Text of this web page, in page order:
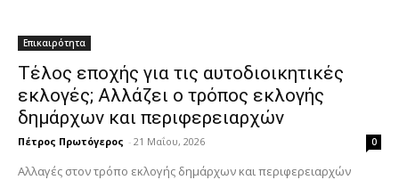
Επικαιρότητα
Τέλος εποχής για τις αυτοδιοικητικές
εκλογές; Αλλάζει ο τρόπος εκλογής
δημάρχων και περιφερειαρχών
Πέτρος Πρωτόγερος - 21 Μαΐου, 2026 0
Αλλαγές στον τρόπο εκλογής δημάρχων και περιφερειαρχών